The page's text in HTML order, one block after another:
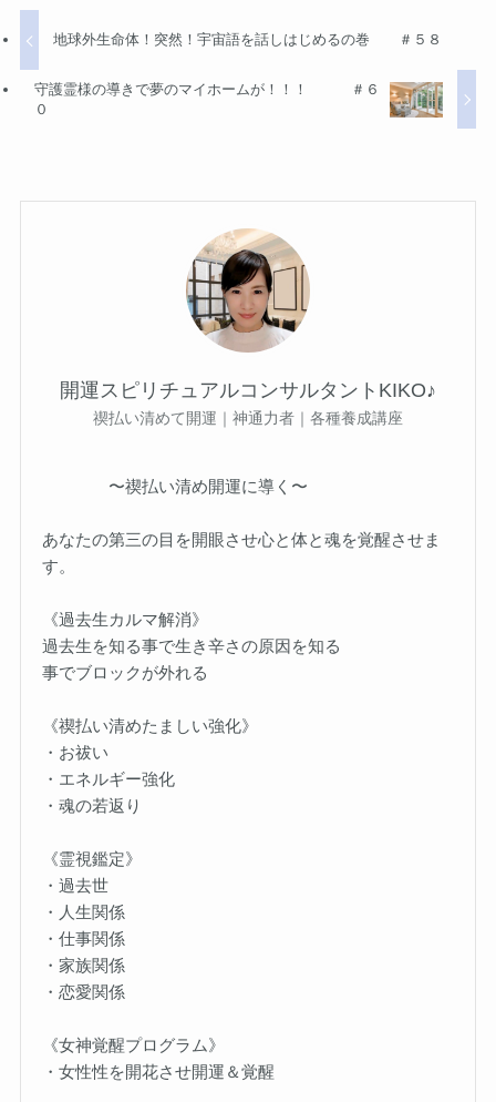
地球外生命体！突然！宇宙語を話しはじめるの巻 ＃５８
守護霊様の導きで夢のマイホームが！！！ ＃６
０
開運スピリチュアルコンサルタントKIKO♪
禊払い清めて開運｜神通力者｜各種養成講座
〜禊払い清め開運に導く〜
あなたの第三の目を開眼させ心と体と魂を覚醒させま
す。
《過去生カルマ解消》
過去生を知る事で生き辛さの原因を知る
事でブロックが外れる
《禊払い清めたましい強化》
・お祓い
・エネルギー強化
・魂の若返り
《霊視鑑定》
・過去世
・人生関係
・仕事関係
・家族関係
・恋愛関係
《女神覚醒プログラム》
・女性性を開花させ開運＆覚醒